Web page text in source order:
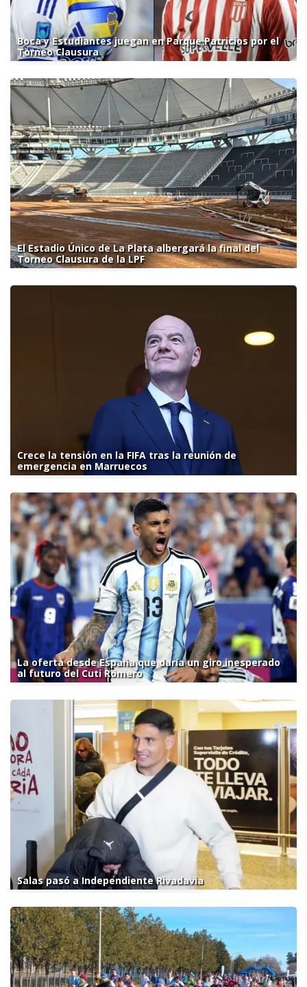
Boca y Estudiantes juegan en Parque Patricios por el
Torneo Clausura
El Estadio Único de La Plata albergará la final del
Torneo Clausura de la LPF
Crece la tensión en la FIFA tras la reunión de
emergencia en Marruecos
La oferta desde España que daría un giro inesperado
al futuro del Cuti Romero
Salas pasó a Independiente Rivadavia